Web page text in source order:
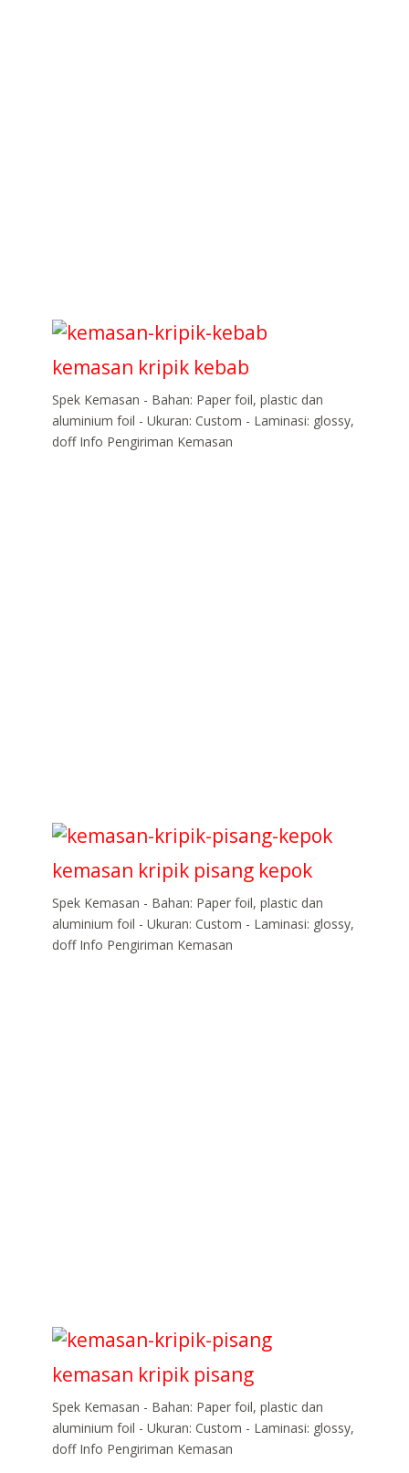
kemasan kripik kebab
Spek Kemasan - Bahan: Paper foil, plastic dan
aluminium foil - Ukuran: Custom - Laminasi: glossy,
doff Info Pengiriman Kemasan
kemasan kripik pisang kepok
Spek Kemasan - Bahan: Paper foil, plastic dan
aluminium foil - Ukuran: Custom - Laminasi: glossy,
doff Info Pengiriman Kemasan
kemasan kripik pisang
Spek Kemasan - Bahan: Paper foil, plastic dan
aluminium foil - Ukuran: Custom - Laminasi: glossy,
doff Info Pengiriman Kemasan